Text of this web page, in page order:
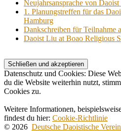
Neujahrsansprache von
1. Planungstreffen für das
Hamburg
Dankschreiben für Teilnahme
Daoist Liu at Boao Religious
Datenschutz und Cookies: Diese
du die Website weiterhin nutzt,
Cookies zu.
Weitere Informationen,
findest du hier: Cookie-Richtlinie
© 2026 Deutsche Daoistische